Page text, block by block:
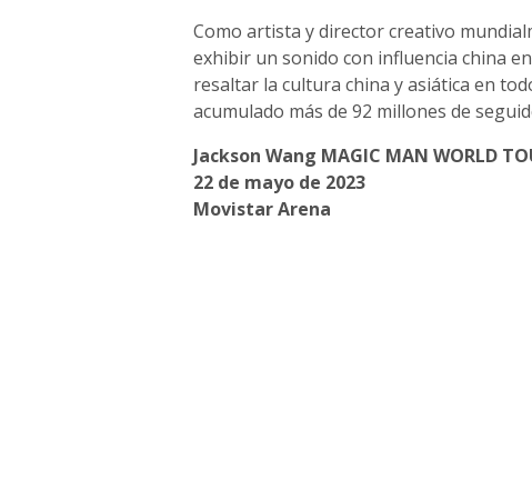
Como artista y director creativo
exhibir un sonido con influencia china
resaltar la cultura china y asiática en
acumulado más de 92 millones de
Jackson Wang MAGIC MAN WORLD
22 de mayo de 2023
Movistar Arena